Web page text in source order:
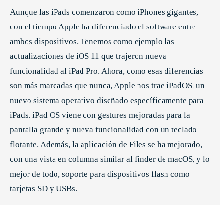
Aunque las iPads comenzaron como iPhones gigantes,
con el tiempo Apple ha diferenciado el software entre
ambos dispositivos. Tenemos como ejemplo las
actualizaciones de iOS 11 que trajeron nueva
funcionalidad al iPad Pro. Ahora, como esas diferencias
son más marcadas que nunca, Apple nos trae iPadOS, un
nuevo sistema operativo diseñado específicamente para
iPads. iPad OS viene con gestures mejoradas para la
pantalla grande y nueva funcionalidad con un teclado
flotante. Además, la aplicación de Files se ha mejorado,
con una vista en columna similar al finder de macOS, y lo
mejor de todo, soporte para dispositivos flash como
tarjetas SD y USBs.